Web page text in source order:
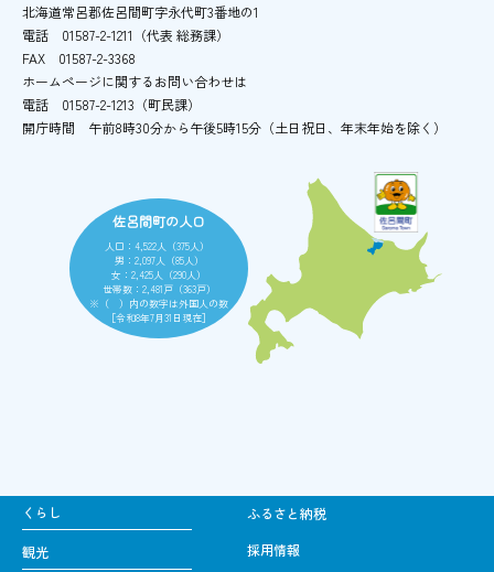
北海道常呂郡佐呂間町字永代町3番地の1
電話
01587-2-1211（代表 総務課）
FAX
01587-2-3368
ホームページに関するお問い合わせは
電話
01587-2-1213（町民課）
開庁時間
午前8時30分から午後5時15分 （土日祝日、年末年始を除く）
佐呂間町の人口
人口：4,522人（375人）
男：2,097人（85人）
女：2,425人（290人）
世帯数：2,481戸（363戸）
※（ ）内の数字は外国人の数
［令和8年7月31日現在］
くらし
観光
ふるさと納税
採用情報